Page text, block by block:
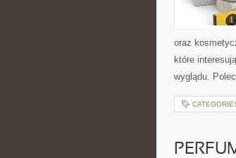
oraz
które
wyglądu.